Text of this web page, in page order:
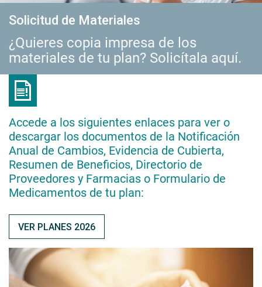
Solicitud de Materiales
¿Quieres copia impresa de los
materiales de tu plan? Solicítala aquí.
Accede a los siguientes enlaces para ver o
descargar los documentos de la Notificación
Anual de Cambios, Evidencia de Cubierta,
Resumen de Beneficios, Directorio de
Proveedores y Farmacias o Formulario de
Medicamentos de tu plan:
VER PLANES 2026